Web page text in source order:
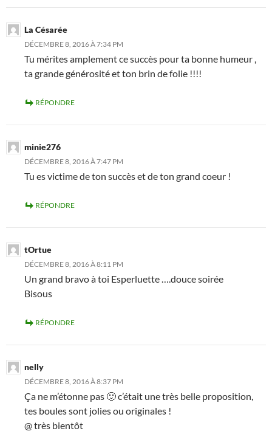
La Césarée
DÉCEMBRE 8, 2016 À 7:34 PM
Tu mérites amplement ce succès pour ta bonne humeur ,
ta grande générosité et ton brin de folie !!!!
RÉPONDRE
minie276
DÉCEMBRE 8, 2016 À 7:47 PM
Tu es victime de ton succès et de ton grand coeur !
RÉPONDRE
tOrtue
DÉCEMBRE 8, 2016 À 8:11 PM
Un grand bravo à toi Esperluette ….douce soirée
Bisous
RÉPONDRE
nelly
DÉCEMBRE 8, 2016 À 8:37 PM
Ça ne m’étonne pas 🙂 c’était une très belle proposition,
tes boules sont jolies ou originales !
@ très bientôt